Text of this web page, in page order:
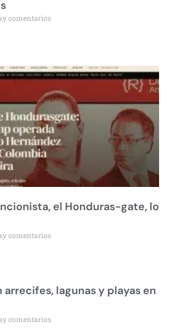
comentarios
el Honduras-gate, lo
comentarios
arrecifes, lagunas y playas en
comentarios